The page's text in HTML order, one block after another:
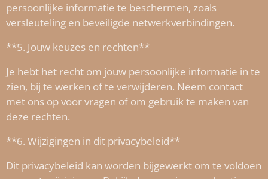
persoonlijke informatie te beschermen, zoals
versleuteling en beveiligde netwerkverbindingen.
**5. Jouw keuzes en rechten**
Je hebt het recht om jouw persoonlijke informatie in te
zien, bij te werken of te verwijderen. Neem contact
met ons op voor vragen of om gebruik te maken van
deze rechten.
**6. Wijzigingen in dit privacybeleid**
Dit privacybeleid kan worden bijgewerkt om te voldoen